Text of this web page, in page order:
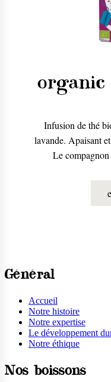
Infusion de thé
lavande. Apaisant
Le
Général
Accueil
Notre histoire
Notre expertise
Le développement
Notre éthique
Nos boissons